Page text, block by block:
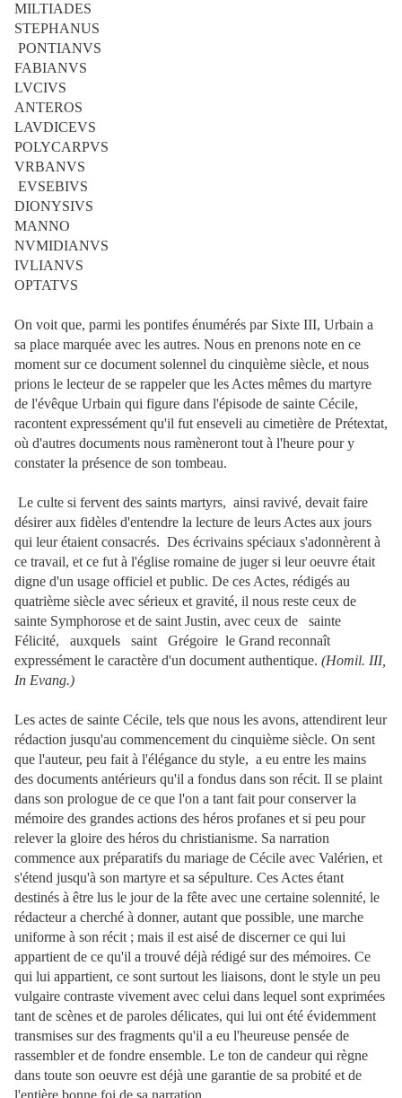
MILTIADES
STEPHANUS
PONTIANVS
FABIANVS
LVCIVS
ANTEROS
LAVDICEVS
POLYCARPVS
VRBANVS
EVSEBIVS
DIONYSIVS
MANNO
NVMIDIANVS
IVLIANVS
OPTATVS
On voit que, parmi les pontifes énumérés par Sixte III, Urbain a
sa place marquée avec les autres. Nous en prenons note en ce
moment sur ce document solennel du cinquième siècle, et nous
prions le lecteur de se rappeler que les Actes mêmes du martyre
de l'évêque Urbain qui figure dans l'épisode de sainte Cécile,
racontent expressément qu'il fut enseveli au cimetière de Prétextat,
où d'autres documents nous ramèneront tout à l'heure pour y
constater la présence de son tombeau.
Le culte si fervent des saints martyrs, ainsi ravivé, devait faire
désirer aux fidèles d'entendre la lecture de leurs Actes aux jours
qui leur étaient consacrés. Des écrivains spéciaux s'adonnèrent à
ce travail, et ce fut à l'église romaine de juger si leur oeuvre était
digne d'un usage officiel et public. De ces Actes, rédigés au
quatrième siècle avec sérieux et gravité, il nous reste ceux de
sainte Symphorose et de saint Justin, avec ceux de sainte
Félicité, auxquels saint Grégoire le Grand reconnaît
expressément le caractère d'un document authentique. (Homil. III,
In Evang.)
Les actes de sainte Cécile, tels que nous les avons, attendirent leur
rédaction jusqu'au commencement du cinquième siècle. On sent
que l'auteur, peu fait à l'élégance du style, a eu entre les mains
des documents antérieurs qu'il a fondus dans son récit. Il se plaint
dans son prologue de ce que l'on a tant fait pour conserver la
mémoire des grandes actions des héros profanes et si peu pour
relever la gloire des héros du christianisme. Sa narration
commence aux préparatifs du mariage de Cécile avec Valérien, et
s'étend jusqu'à son martyre et sa sépulture. Ces Actes étant
destinés à être lus le jour de la fête avec une certaine solennité, le
rédacteur a cherché à donner, autant que possible, une marche
uniforme à son récit ; mais il est aisé de discerner ce qui lui
appartient de ce qu'il a trouvé déjà rédigé sur des mémoires. Ce
qui lui appartient, ce sont surtout les liaisons, dont le style un peu
vulgaire contraste vivement avec celui dans lequel sont exprimées
tant de scènes et de paroles délicates, qui lui ont été évidemment
transmises sur des fragments qu'il a eu l'heureuse pensée de
rassembler et de fondre ensemble. Le ton de candeur qui règne
dans toute son oeuvre est déjà une garantie de sa probité et de